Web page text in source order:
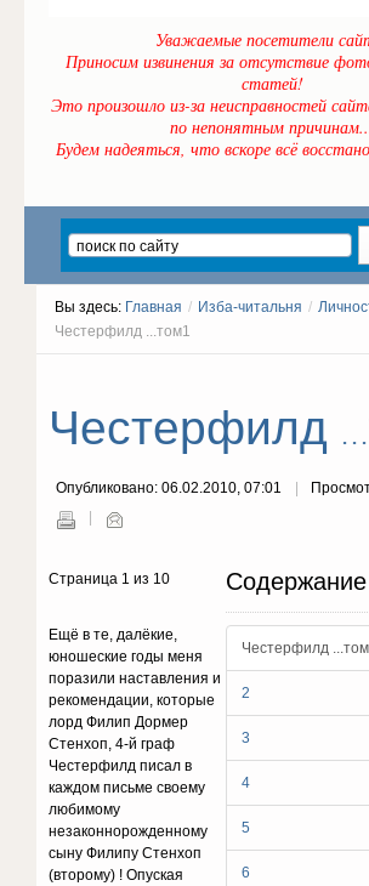
Уважаемые посетители
Приносим извинения за отсутствие
статей!
Это произошло из-за неисправностей
по непонятным
Будем надеяться, что вскоре всё
Вы здесь: Главная / Изба-читальня /
Честерфилд ...том1
Честерфилд
Опубликовано: 06.02.2010, 07:01
Честерфилд
2
3
4
5
6
Страница 1 из 10
Ещё в те, далёкие,
юношеские годы меня
поразили наставления и
рекомендации, которые
лорд Филип Дормер
Стенхоп, 4-й граф
Честерфилд писал в
каждом письме своему
любимому
незаконнорожденному
сыну Филипу Стенхоп
(второму) ! Опуская